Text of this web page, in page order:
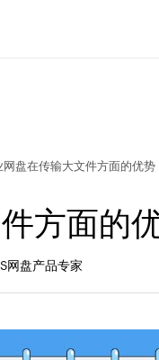
网盘在传输大文件方面的优势
方面的
网盘产品专家